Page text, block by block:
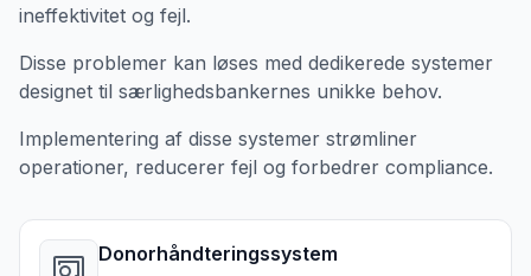
ineffektivitet og fejl.
Disse problemer kan løses med dedikerede systemer
designet til særlighedsbankernes unikke behov.
Implementering af disse systemer strømliner
operationer, reducerer fejl og forbedrer compliance.
Donorhåndteringssystem